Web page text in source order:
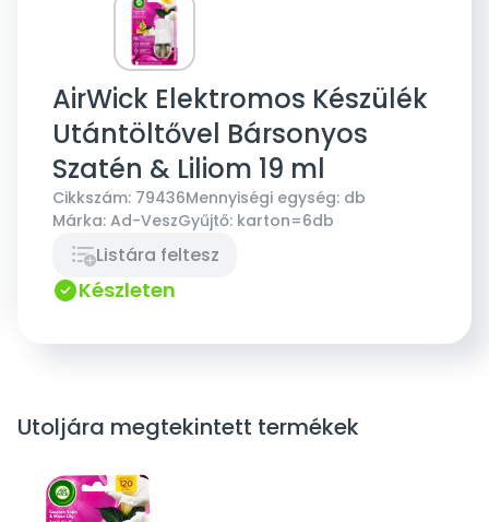
AirWick Elektromos Készülék
Utántöltővel Bársonyos
Szatén & Liliom 19 ml
Cikkszám: 79436Mennyiségi egység: db
Márka: Ad-VeszGyűjtő: karton=6db
Listára feltesz
Készleten
Utoljára megtekintett termékek